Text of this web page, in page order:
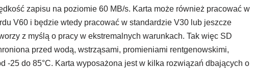
zapisu na poziomie 60 MB/s. Karta może również pracować w
V60 i będzie wtedy pracować w standardzie V30 lub jeszcze
z myślą o pracy w ekstremalnych warunkach. Tak więc SD
przed wodą, wstrząsami, promieniami rentgenowskimi,
-25 do 85°C. Karta wyposażona jest w kilka rozwiązań dbających o